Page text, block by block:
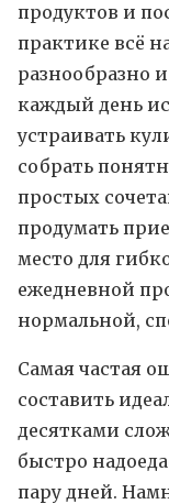
продуктов и
практике всё
разнообразно
каждый день
устраивать
собрать
простых
продумать
место для
ежедневной
нормальной,
Самая частая
составить
десятками
быстро
пару дней.